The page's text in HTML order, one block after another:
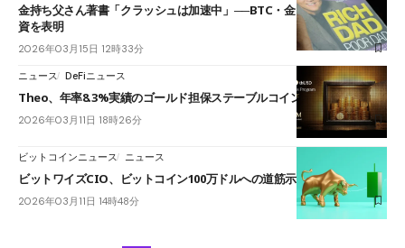
金持ち父さん著書「クラッシュは加速中」──BTC・金・原油への追加投
資を表明
2026年03月15日 12時33分
ニュース DeFiニュース
Theo、年率8.3%実績のゴールド担保ステーブルコイン「thUSD」公開
2026年03月11日 18時26分
ビットコインニュース ニュース
ビットワイズCIO、ビットコイン100万ドルへの道筋示す
2026年03月11日 14時48分